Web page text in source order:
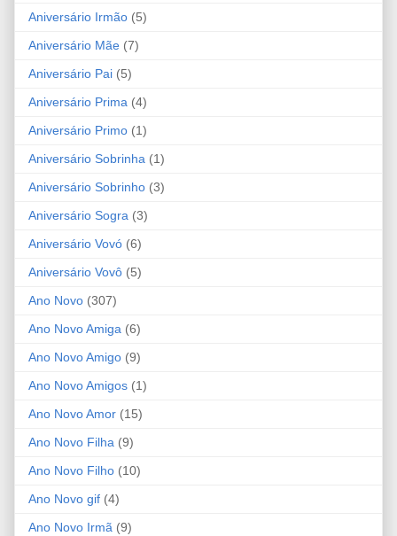
Aniversário Irmão (5)
Aniversário Mãe (7)
Aniversário Pai (5)
Aniversário Prima (4)
Aniversário Primo (1)
Aniversário Sobrinha (1)
Aniversário Sobrinho (3)
Aniversário Sogra (3)
Aniversário Vovó (6)
Aniversário Vovô (5)
Ano Novo (307)
Ano Novo Amiga (6)
Ano Novo Amigo (9)
Ano Novo Amigos (1)
Ano Novo Amor (15)
Ano Novo Filha (9)
Ano Novo Filho (10)
Ano Novo gif (4)
Ano Novo Irmã (9)